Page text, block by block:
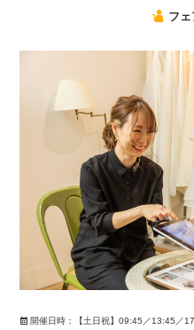
・ヘアメイク
・撮影データ20カット
※ご契約時に本画面をスタッフまで
※既にご契約済みのお客様は、プラ
※諸条件により、追加料金が発生
フ
開催日時：
【土日祝】09:45／13:45